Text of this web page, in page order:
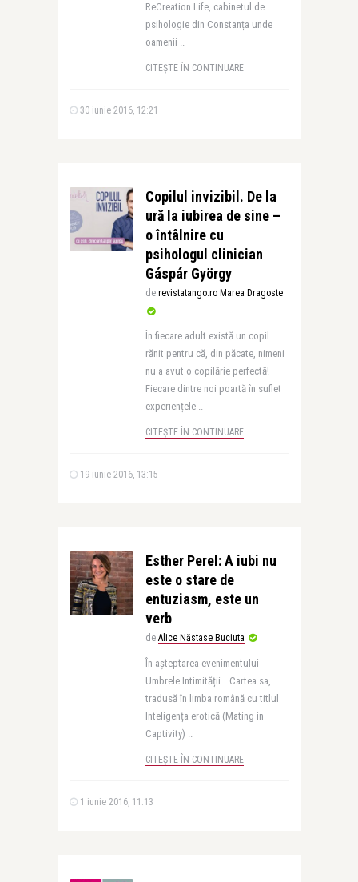
ReCreation Life, cabinetul de
psihologie din Constanța unde
oamenii ..
CITEȘTE ÎN CONTINUARE
30 iunie 2016, 12:21
Copilul invizibil. De la
ură la iubirea de sine –
o întâlnire cu
psihologul clinician
Gáspár György
de revistatango.ro Marea Dragoste
În fiecare adult există un copil
rănit pentru că, din păcate, nimeni
nu a avut o copilărie perfectă!
Fiecare dintre noi poartă în suflet
experiențele ..
CITEȘTE ÎN CONTINUARE
19 iunie 2016, 13:15
Esther Perel: A iubi nu
este o stare de
entuziasm, este un
verb
de Alice Năstase Buciuta
În așteptarea evenimentului
Umbrele Intimității… Cartea sa,
tradusă în limba română cu titlul
Inteligența erotică (Mating in
Captivity) ..
CITEȘTE ÎN CONTINUARE
1 iunie 2016, 11:13